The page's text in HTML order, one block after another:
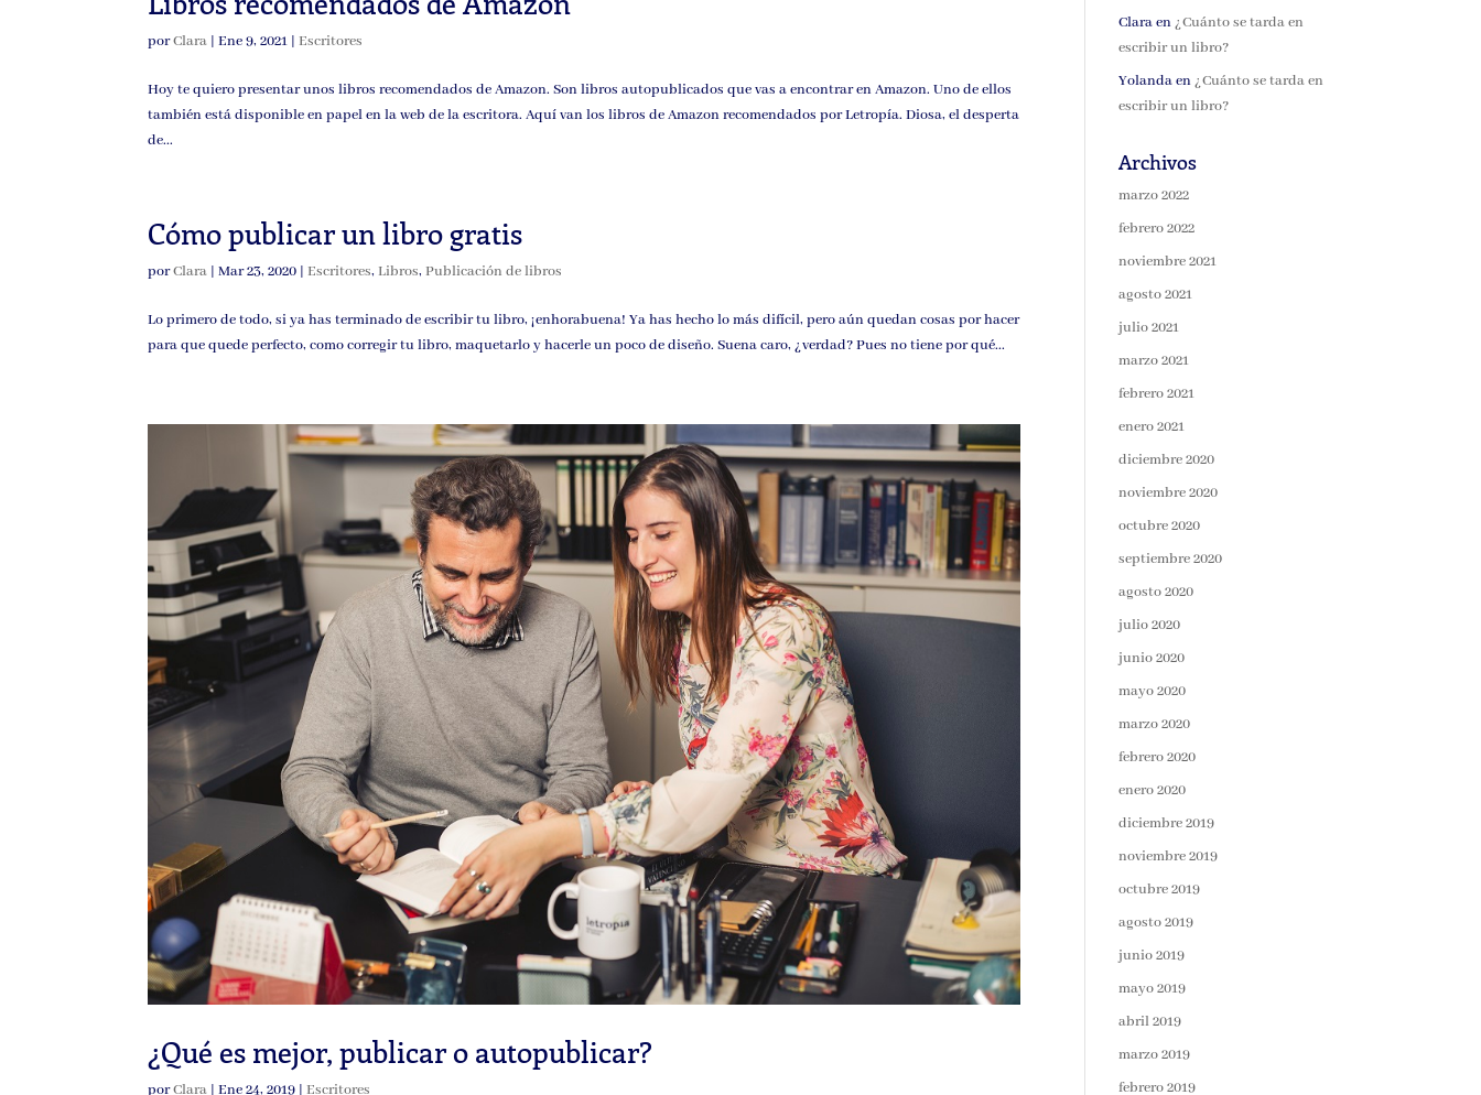
porClara |Ene 9, 2021 |Escritores
Hoy te quiero presentar unos libros recomendados de Amazon. Son libros autopublicados que vas a encontrar en Amazon. Uno de ellos
también está disponible en papel en la web de la escritora. Aquí van los libros de Amazon recomendados por Letropía. Diosa, el desperta
de...
Cómo publicar un libro gratis
porClara |Mar 23, 2020 |Escritores,Libros,Publicación de libros
Lo primero de todo, si ya has terminado de escribir tu libro, ¡enhorabuena! Ya has hecho lo más difícil, pero aún quedan cosas por hacer
para que quede perfecto, como corregir tu libro, maquetarlo y hacerle un poco de diseño. Suena caro, ¿verdad? Pues no tiene por qué...
¿Qué es mejor, publicar o autopublicar?
porClara |Ene 24, 2019 |Escritores
Claraen¿Cuánto se tarda en
escribir un libro?
Yolandaen¿Cuánto se tarda en
escribir un libro?
Archivos
marzo 2022
febrero 2022
noviembre 2021
agosto 2021
julio 2021
marzo 2021
febrero 2021
enero 2021
diciembre 2020
noviembre 2020
octubre 2020
septiembre 2020
agosto 2020
julio 2020
junio 2020
mayo 2020
marzo 2020
febrero 2020
enero 2020
diciembre 2019
noviembre 2019
octubre 2019
agosto 2019
junio 2019
mayo 2019
abril 2019
marzo 2019
febrero 2019